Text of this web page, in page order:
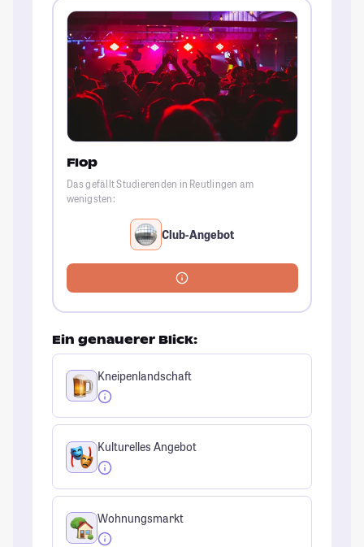
Flop
Das gefällt Studierenden in Reutlingen am
wenigsten:
Club-Angebot
Ein genauerer Blick:
Kneipenlandschaft
Kulturelles Angebot
Wohnungsmarkt